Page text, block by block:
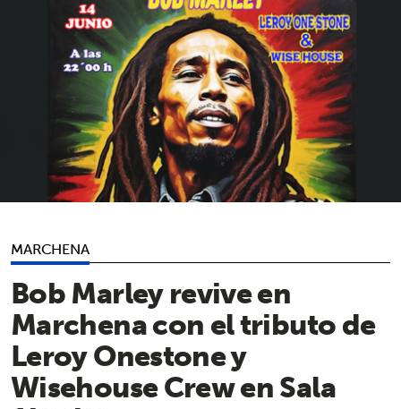
MARCHENA
Bob Marley revive en
Marchena con el tributo de
Leroy Onestone y
Wisehouse Crew en Sala